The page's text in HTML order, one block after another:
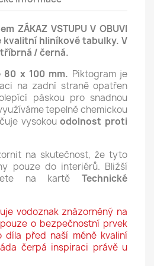
ZÁKAZ VSTUPU V OBUVI
hliníkové tabulky. V
/ černá.
x 100 mm. Piktogram je
na zadní straně opatřen
páskou pro snadnou
tepelně chemickou
vysokouodolnost proti
na skutečnost, že tyto
pouze do interiérů. Bližší
na kartě Technické
vodoznak znázorněný na
o bezpečnostní prvek
díla před naší méně kvaliní
čerpá inspiraci právě u